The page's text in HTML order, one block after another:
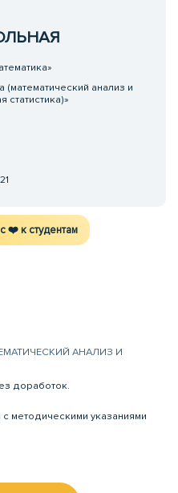
(математический анализ и
статистика)»
❤️ к студентам
АНАЛИЗ И
доработок.
методическими указаниями